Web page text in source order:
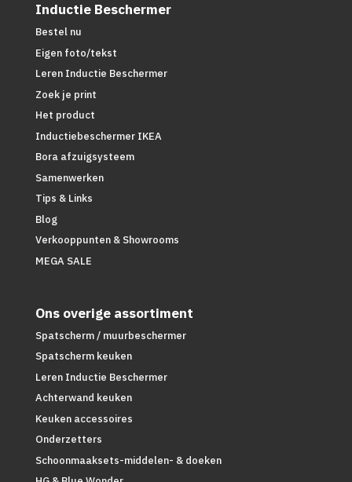
Inductie Beschermer
Bestel nu
Eigen foto/tekst
Leren Inductie Beschermer
Zoek je print
Het product
Inductiebeschermer IKEA
Bora afzuigsysteem
Samenwerken
Tips & Links
Blog
Verkooppunten & Showrooms
MEGA SALE
Ons overige assortiment
Spatscherm / muurbeschermer
Spatscherm keuken
Leren Inductie Beschermer
Achterwand keuken
Keuken accessoires
Onderzetters
Schoonmaaksets-middelen- & doeken